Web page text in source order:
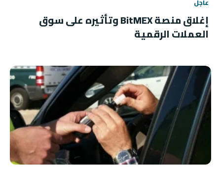
عاجل
إغلاق منصة BitMEX وتأثيره على سوق
العملات الرقمية